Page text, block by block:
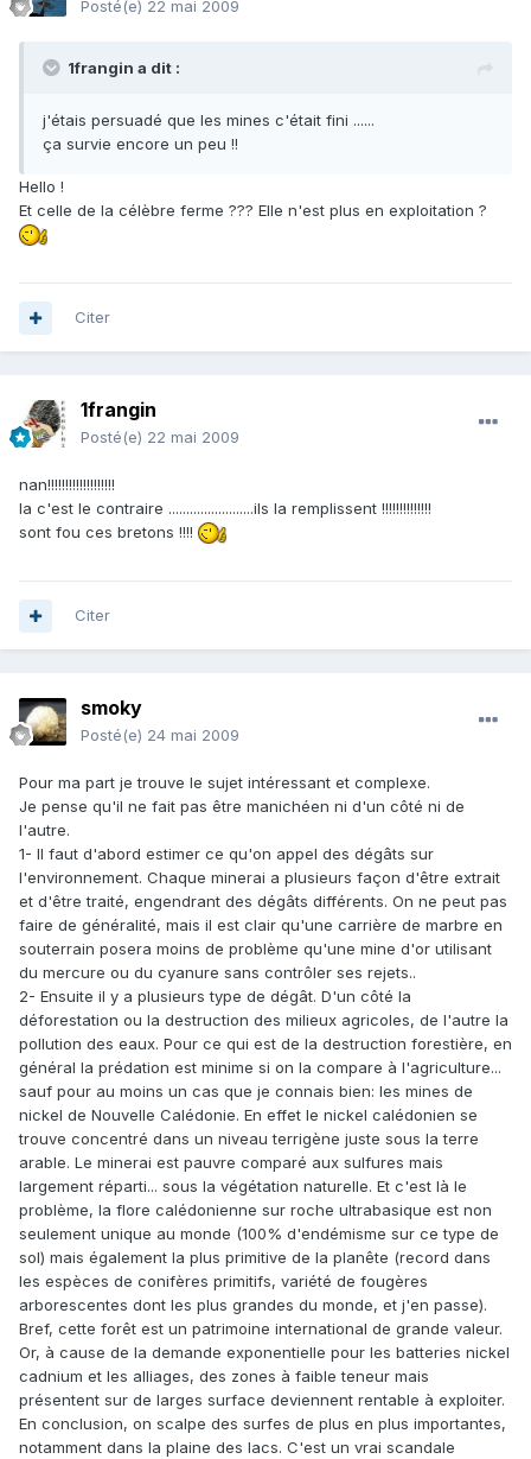
Posté(e) 22 mai 2009
1frangin a dit :
j'étais persuadé que les mines c'était fini ......
ça survie encore un peu !!
Hello !
Et celle de la célèbre ferme ??? Elle n'est plus en exploitation ?
Citer
1frangin
Posté(e) 22 mai 2009
nan!!!!!!!!!!!!!!!!!!!
la c'est le contraire ........................ils la remplissent !!!!!!!!!!!!!!
sont fou ces bretons !!!!
Citer
smoky
Posté(e) 24 mai 2009
Pour ma part je trouve le sujet intéressant et complexe.
Je pense qu'il ne fait pas être manichéen ni d'un côté ni de
l'autre.
1- Il faut d'abord estimer ce qu'on appel des dégâts sur
l'environnement. Chaque minerai a plusieurs façon d'être extrait
et d'être traité, engendrant des dégâts différents. On ne peut pas
faire de généralité, mais il est clair qu'une carrière de marbre en
souterrain posera moins de problème qu'une mine d'or utilisant
du mercure ou du cyanure sans contrôler ses rejets..
2- Ensuite il y a plusieurs type de dégât. D'un côté la
déforestation ou la destruction des milieux agricoles, de l'autre la
pollution des eaux. Pour ce qui est de la destruction forestière, en
général la prédation est minime si on la compare à l'agriculture...
sauf pour au moins un cas que je connais bien: les mines de
nickel de Nouvelle Calédonie. En effet le nickel calédonien se
trouve concentré dans un niveau terrigène juste sous la terre
arable. Le minerai est pauvre comparé aux sulfures mais
largement réparti... sous la végétation naturelle. Et c'est là le
problème, la flore calédonienne sur roche ultrabasique est non
seulement unique au monde (100% d'endémisme sur ce type de
sol) mais également la plus primitive de la planête (record dans
les espèces de conifères primitifs, variété de fougères
arborescentes dont les plus grandes du monde, et j'en passe).
Bref, cette forêt est un patrimoine international de grande valeur.
Or, à cause de la demande exponentielle pour les batteries nickel
cadnium et les alliages, des zones à faible teneur mais
présentent sur de larges surface deviennent rentable à exploiter.
En conclusion, on scalpe des surfes de plus en plus importantes,
notamment dans la plaine des lacs. C'est un vrai scandale